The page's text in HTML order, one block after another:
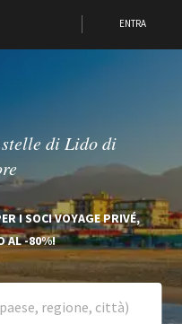
ENTRA
di Lido di
I SOCI VOYAGE PRIVÉ,
AL -80%!